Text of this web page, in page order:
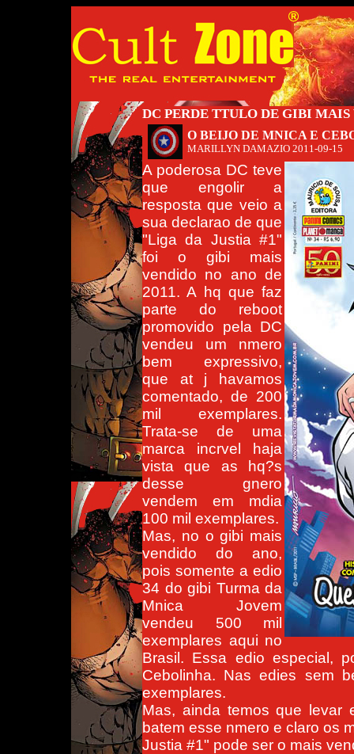
DC PERDE TTULO DE GIBI
O BEIJO DE MNICA E
MARILLYN DAMAZIO 2011-09-15
A poderosa DC teve
que engolir a
resposta que veio a
sua declarao de que
"Liga da Justia #1"
foi o gibi mais
vendido no ano de
2011. A hq que faz
parte do reboot
promovido pela DC
vendeu um nmero
bem expressivo,
que at j havamos
comentado, de 200
mil exemplares.
Trata-se de uma
marca incrvel haja
vista que as hq?s
desse gnero
vendem em mdia
100 mil exemplares.
Mas, no o gibi mais
vendido do ano,
pois somente a edio
34 do gibi Turma da
Mnica Jovem
vendeu 500 mil
exemplares aqui no
Brasil. Essa edio especial,
Cebolinha. Nas edies sem
exemplares.
Mas, ainda temos que levar
batem esse nmero e claro os
Justia #1" pode ser o mais